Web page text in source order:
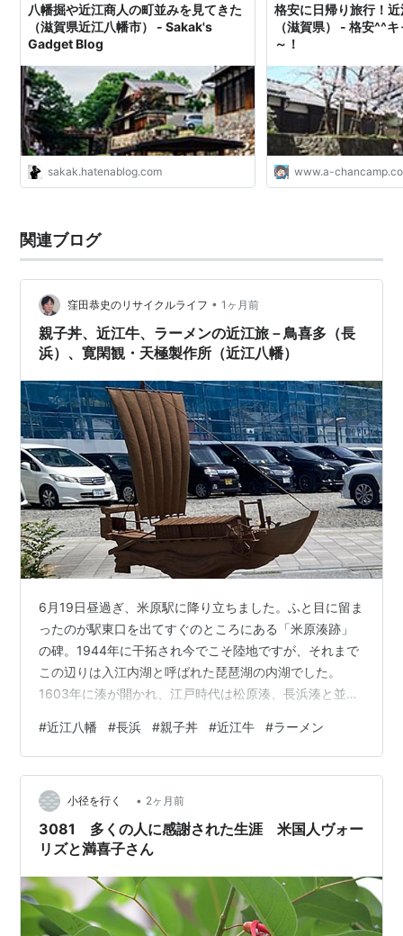
八幡掘や近江商人の町並みを見てきた
（滋賀県近江八幡市） - Sakak's
Gadget Blog
sakak.hatenablog.com
格安に日帰り旅行！
（滋賀県） - 格安^^
～！
www.a-
関連ブログ
窪田恭史のリサイクルライフ • 1ヶ月前
親子丼、近江牛、ラーメンの近江旅－鳥喜多（長
浜）、寛閑観・天極製作所（近江八幡）
6月19日昼過ぎ、米原駅に降り立ちました。ふと目に留ま
ったのが駅東口を出てすぐのところにある「米原湊跡」
の碑。1944年に干拓され今でこそ陸地ですが、それまで
この辺りは入江内湖と呼ばれた琵琶湖の内湖でした。
1603年に湊が開かれ、江戸時代は松原湊、長浜湊と並び
湊」として栄えました。 上の写真は1840年頃に米原湊で
開発された「車早船」の模型です。船体前方の両舷に外
輪を備え、人力で回転させました。これにより、風がな
くても安定して高速で進むことができました。1853年、
ペリーが浦賀に来航し、日本人の多くが初めて外輪で進
む蒸気船を目撃するよりも前のこと…
#近江八幡 #長浜 #親子丼 #近江牛 #ラーメン
小径を行く • 2ヶ月前
3081 多くの人に感謝された生涯 米国人ヴォー
リズと満喜子さん